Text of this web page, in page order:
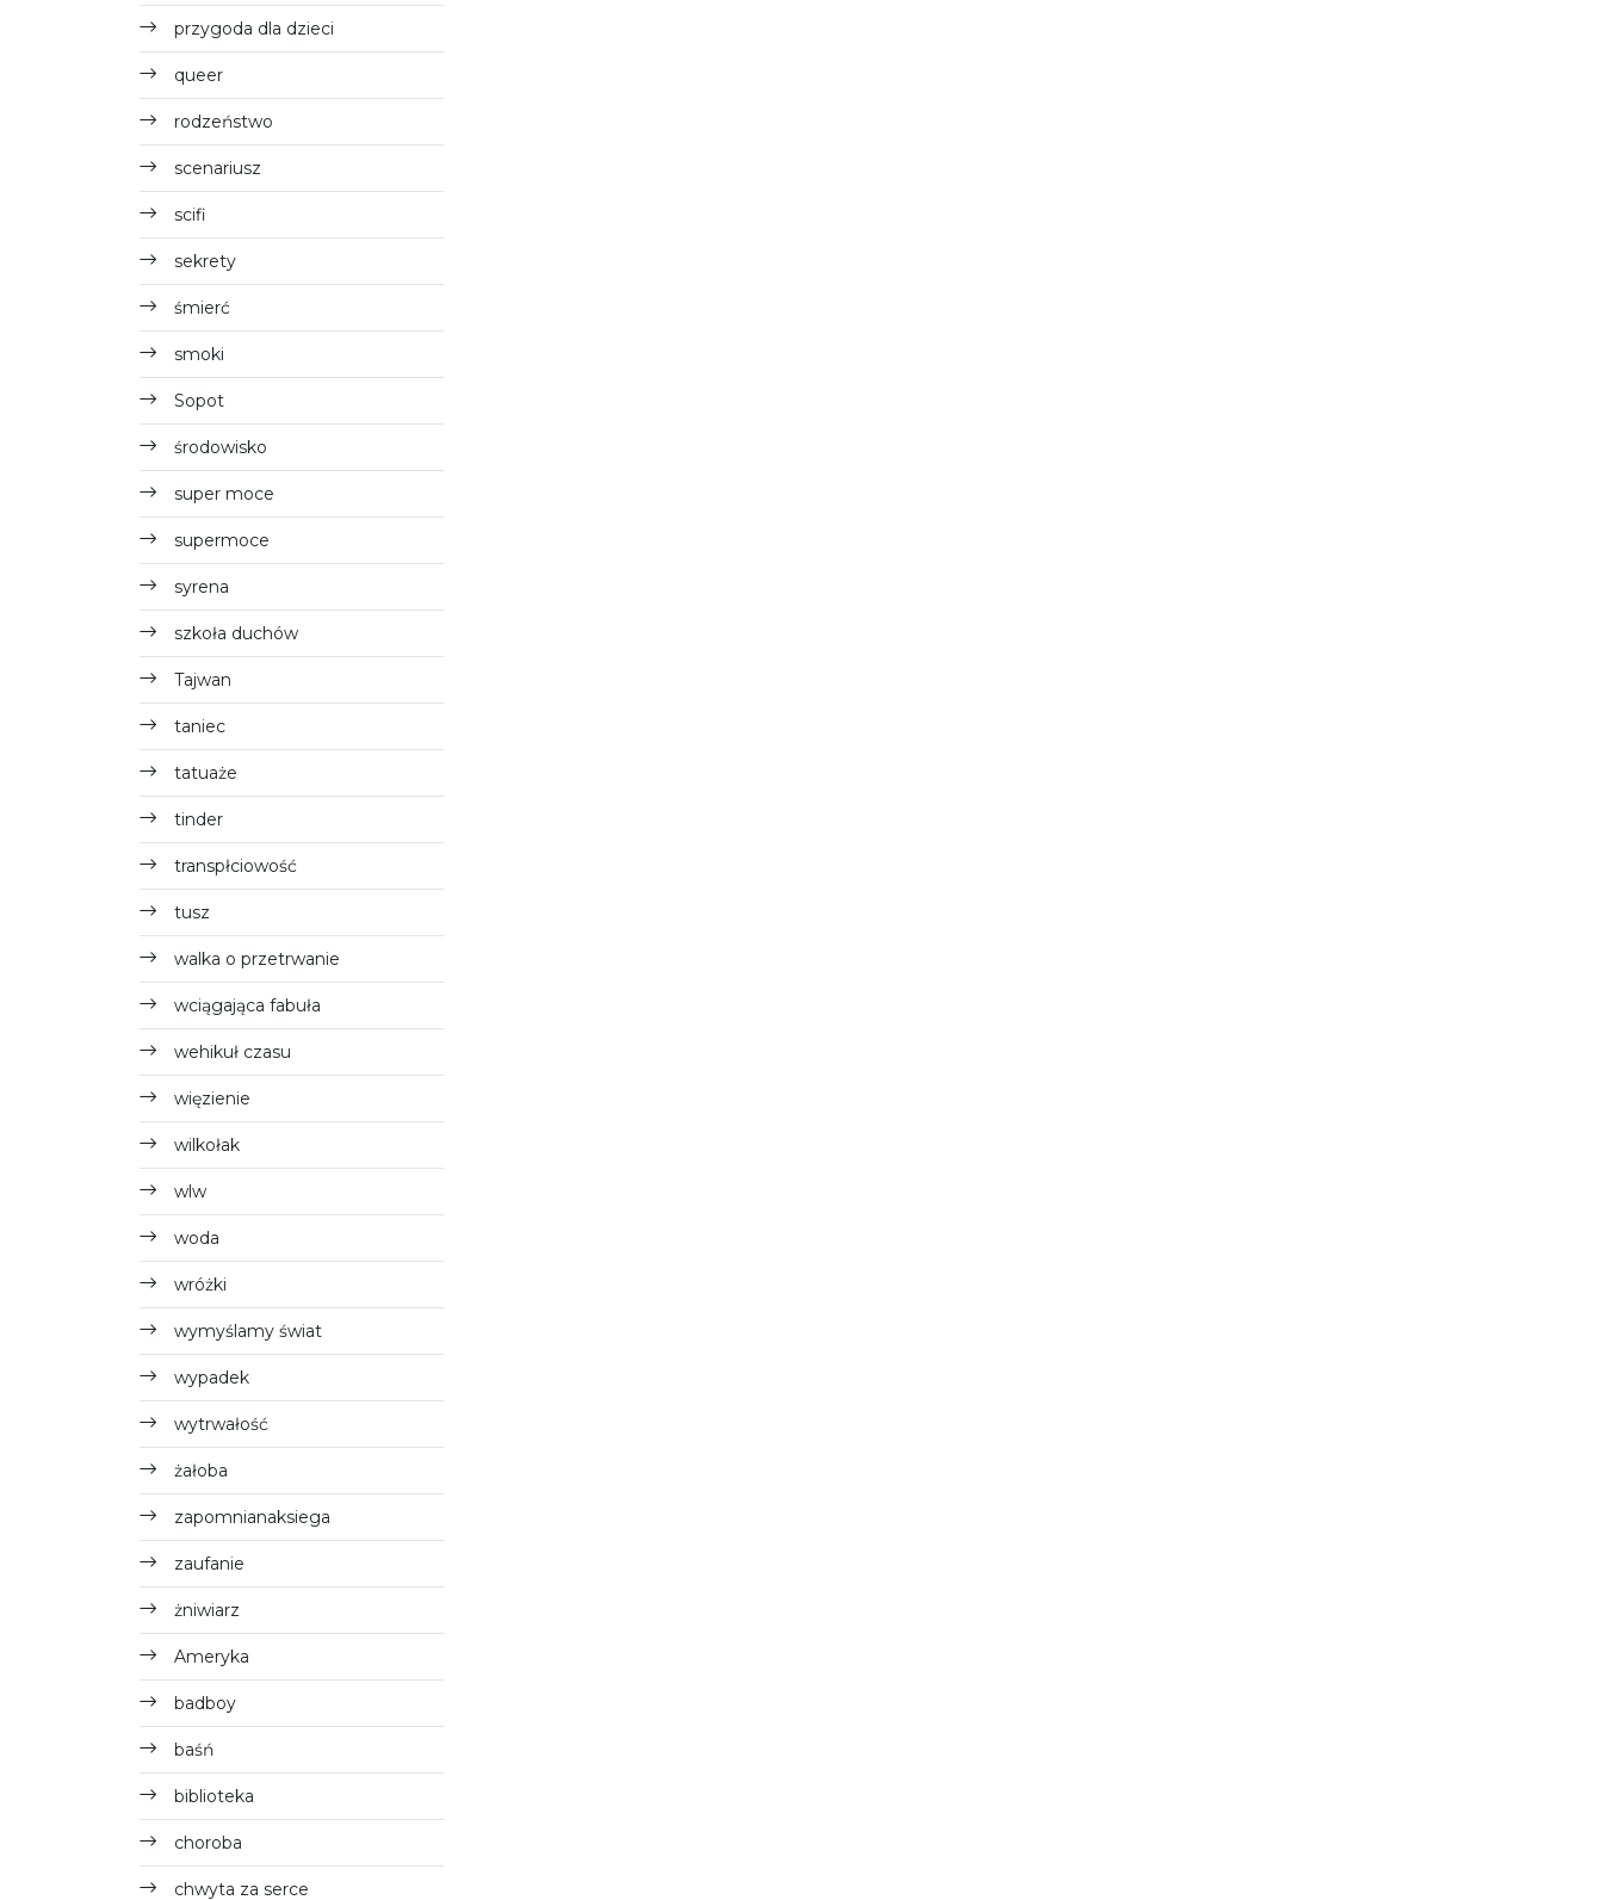
przygoda dla dzieci
queer
rodzeństwo
scenariusz
scifi
sekrety
śmierć
smoki
Sopot
środowisko
super moce
supermoce
syrena
szkoła duchów
Tajwan
taniec
tatuaże
tinder
transpłciowość
tusz
walka o przetrwanie
wciągająca fabuła
wehikuł czasu
więzienie
wilkołak
wlw
woda
wróżki
wymyślamy świat
wypadek
wytrwałość
żałoba
zapomnianaksiega
zaufanie
żniwiarz
Ameryka
badboy
baśń
biblioteka
choroba
chwyta za serce